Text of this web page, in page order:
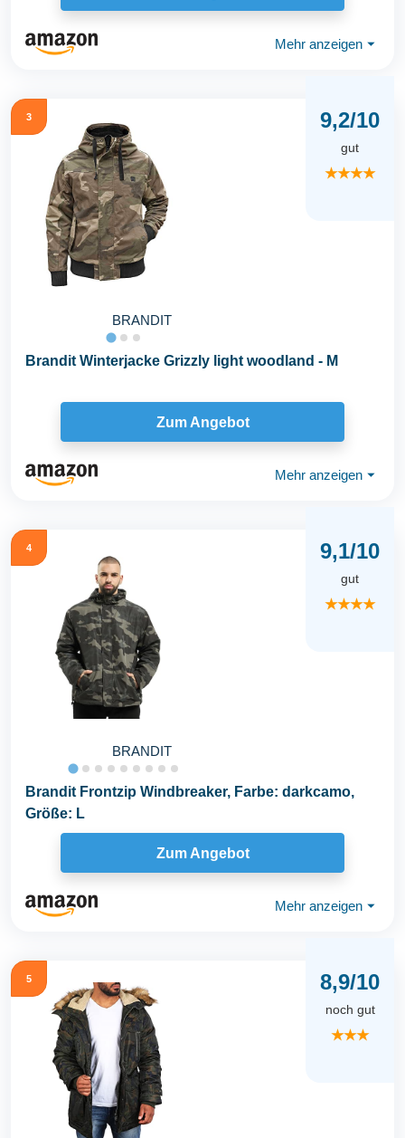
Mehr anzeigen ⏷
3
BRANDIT
9,2/10
gut
★★★★
Brandit Winterjacke Grizzly light woodland - M
Zum Angebot
Mehr anzeigen ⏷
4
BRANDIT
9,1/10
gut
★★★★
Brandit Frontzip Windbreaker, Farbe: darkcamo,
Größe: L
Zum Angebot
Mehr anzeigen ⏷
5 8,9/10
noch gut
★★★